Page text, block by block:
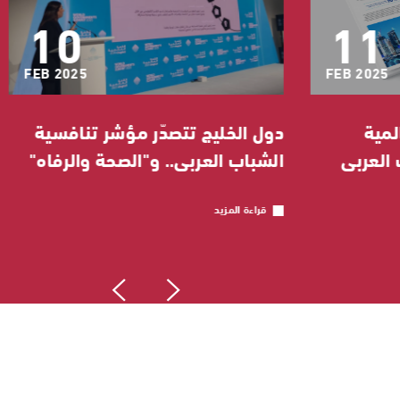
11
FEB 2025
10
FEB 2025
دول الخليج تتصدّر مؤشر تنافسية
الشباب العربي.. و"الصحة والرفاه"
قراءة المزيد